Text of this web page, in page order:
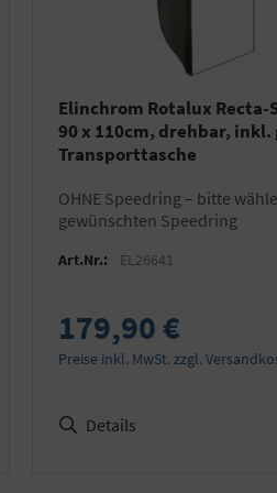
Elinchrom Rotalux Recta-
90 x 110cm, drehbar,
Transporttasche
OHNE Speedring – bitte wählen Sie den
gewünschten Speedring
Art.Nr.: EL26641
179,90 €
Preise inkl. MwSt. zzgl.
Details